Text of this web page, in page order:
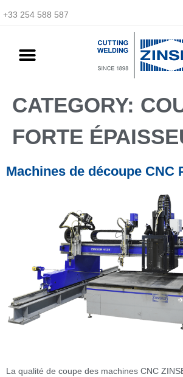
+33 254 588 587
CATEGORY:
FORTE
Machines de découpe CNC
La qualité de coupe des machines CNC